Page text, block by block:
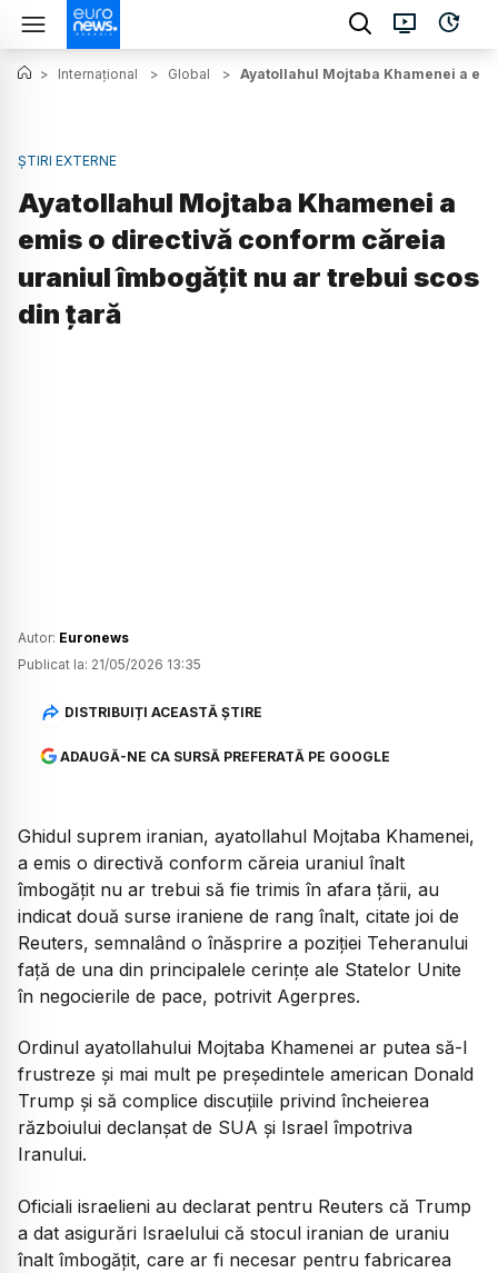
> Internațional > Global > Ayatollahul Mojtaba Khamenei a
ȘTIRI EXTERNE
Ayatollahul Mojtaba Khamenei a
emis o directivă conform căreia
uraniul îmbogățit nu ar trebui scos
din țară
Autor: Euronews
Publicat la: 21/05/2026 13:35
DISTRIBUIȚI ACEASTĂ ȘTIRE
ADAUGĂ-NE CA SURSĂ PREFERATĂ PE GOOGLE
Ghidul suprem iranian, ayatollahul Mojtaba Khamenei,
a emis o directivă conform căreia uraniul înalt
îmbogățit nu ar trebui să fie trimis în afara țării, au
indicat două surse iraniene de rang înalt, citate joi de
Reuters, semnalând o înăsprire a poziției Teheranului
față de una din principalele cerințe ale Statelor Unite
în negocierile de pace, potrivit Agerpres.
Ordinul ayatollahului Mojtaba Khamenei ar putea să-l
frustreze şi mai mult pe preşedintele american Donald
Trump şi să complice discuţiile privind încheierea
războiului declanşat de SUA şi Israel împotriva
Iranului.
Oficiali israelieni au declarat pentru Reuters că Trump
a dat asigurări Israelului că stocul iranian de uraniu
înalt îmbogăţit, care ar fi necesar pentru fabricarea